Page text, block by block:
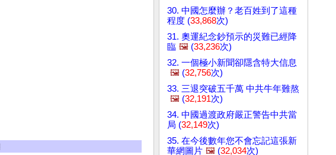
30. 中國怎麼辦？老百姓到了這種
程度 (33,868次)
31. 奧運紀念鈔預示的災難已經降
臨 🖼️ (33,236次)
32. 一個極小新聞卻隱含特大信息
🖼️ (32,756次)
33. 三退突破五千萬 中共牛年難熬
🖼️ (32,191次)
34. 中國過渡政府嚴正警告中共當
局 (32,149次)
35. 在今後數年您不會忘記這張新
華網圖片 🖼️ (32,034次)